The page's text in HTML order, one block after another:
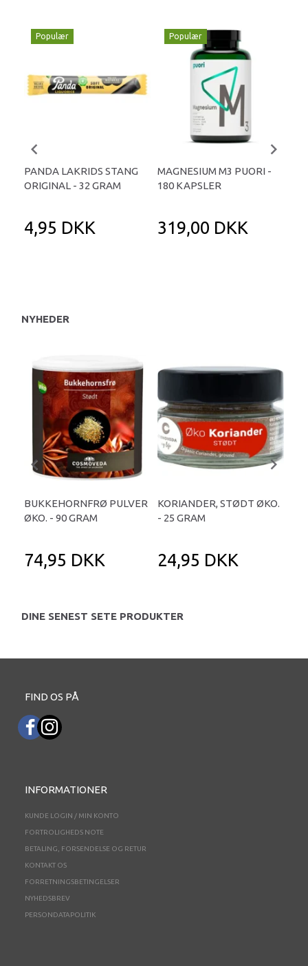
Populær
PANDA LAKRIDS STANG
ORIGINAL - 32 GRAM
4,95 DKK
Populær
MAGNESIUM M3 PUORI -
180 KAPSLER
319,00 DKK
NYHEDER
BUKKEHORNFRØ PULVER
ØKO. - 90 GRAM
74,95 DKK
KORIANDER, STØDT ØKO.
- 25 GRAM
24,95 DKK
DINE SENEST SETE PRODUKTER
FIND OS PÅ
INFORMATIONER
KUNDE LOGIN / MIN KONTO
FORTROLIGHEDS NOTE
BETALING, FORSENDELSE OG RETUR
KONTAKT OS
FORRETNINGSBETINGELSER
NYHEDSBREV
PERSONDATAPOLITIK